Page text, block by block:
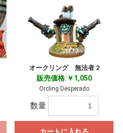
オークリング 無法者 2
販売価格:￥1,050
Orcling Desperado
数量
カートに入れる